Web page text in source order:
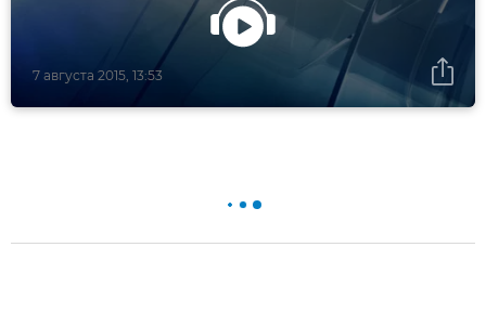
7 августа 2015, 13:53